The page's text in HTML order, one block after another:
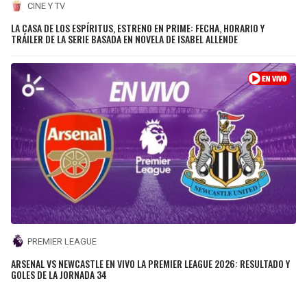
CINE Y TV
LA CASA DE LOS ESPÍRITUS, ESTRENO EN PRIME: FECHA, HORARIO Y
TRÁILER DE LA SERIE BASADA EN NOVELA DE ISABEL ALLENDE
PREMIER LEAGUE
ARSENAL VS NEWCASTLE EN VIVO LA PREMIER LEAGUE 2026: RESULTADO Y
GOLES DE LA JORNADA 34